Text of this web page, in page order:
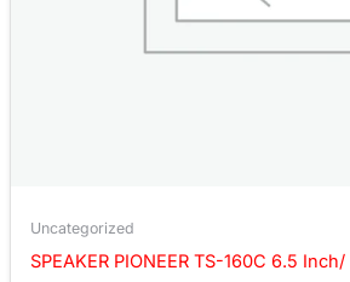
Uncategorized
SPEAKER PIONEER TS-160C 6.5